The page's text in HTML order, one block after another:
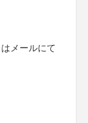
メールにて